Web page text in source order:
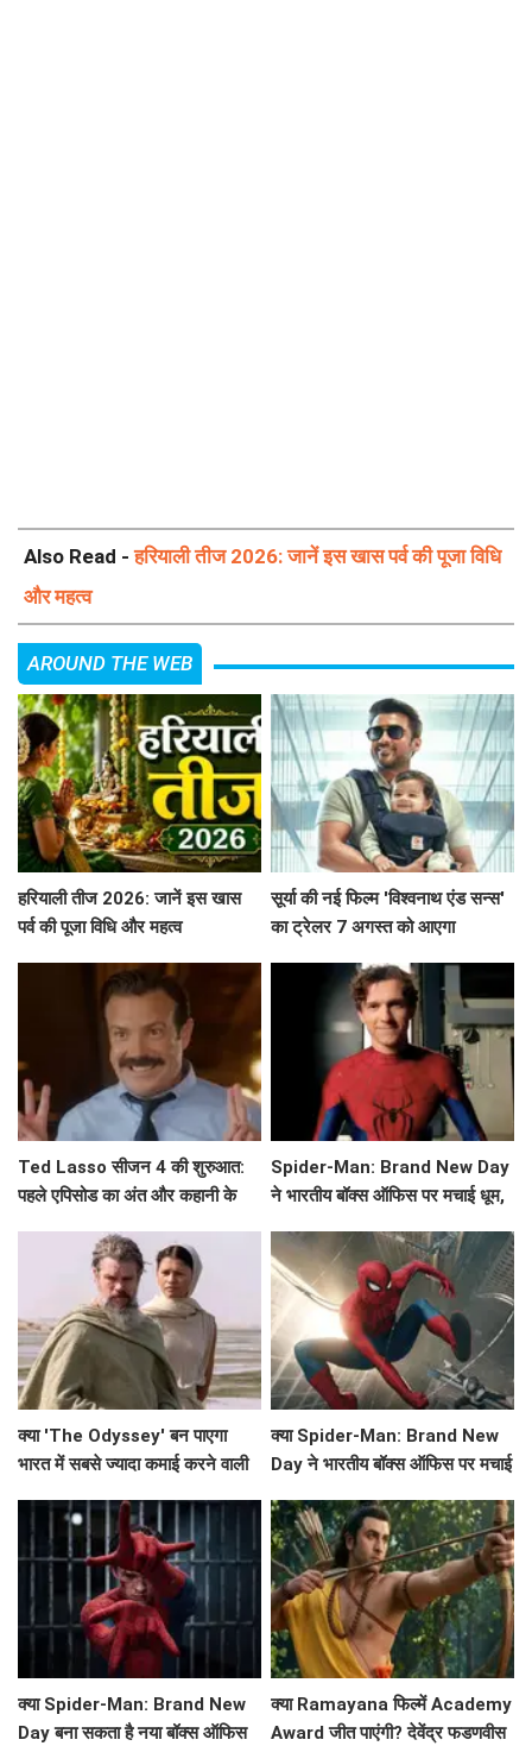
Also Read -हरियाली तीज 2026: जानें इस खास पर्व की पूजा विधि
और महत्व
AROUND THE WEB
हरियाली तीज 2026: जानें इस खास
पर्व की पूजा विधि और महत्व
सूर्या की नई फिल्म 'विश्वनाथ एंड सन्स'
का ट्रेलर 7 अगस्त को आएगा
Ted Lasso सीजन 4 की शुरुआत:
पहले एपिसोड का अंत और कहानी के
Spider-Man: Brand New Day
ने भारतीय बॉक्स ऑफिस पर मचाई धूम,
क्या 'The Odyssey' बन पाएगा
भारत में सबसे ज्यादा कमाई करने वाली
क्या Spider-Man: Brand New
Day ने भारतीय बॉक्स ऑफिस पर मचाई
क्या Spider-Man: Brand New
Day बना सकता है नया बॉक्स ऑफिस
क्या Ramayana फिल्में Academy
Award जीत पाएंगी? देवेंद्र फडणवीस